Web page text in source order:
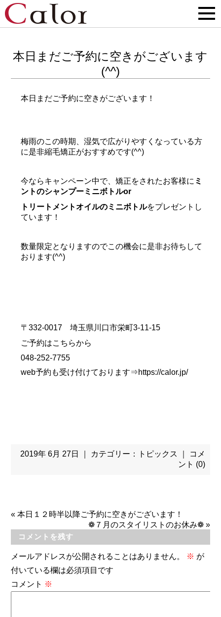
本日まだご予約に空きがございます
(^^)
本日まだご予約に空きがございます！
梅雨のこの時期、湿気で広がりやすくなっている方
に是非縮毛矯正がおすすめです(^^)
今ならキャンペーン中で、矯正をされたお客様に ミ
ントのシャンプーミニボトルor
トリートメントオイルのミニボトルをプレゼントし
ています！
数量限定となりますのでこの機会に是非お待ちして
おります(^^)
〒332-0017 埼玉県川口市栄町3-11-15
ご予約はこちらから
048-252-7755
web予約も受け付けております⇒https://calor.jp/
2019年 6月 27日 ｜ カテゴリー： トピックス
コメ
ント (0)
«本日１２時半以降ご予約に空きがございます！
❁７月のスタイリストのお休み❁»
コメントを残す
メールアドレスが公開されることはありません。 ※ が
付いている欄は必須項目です
コメント ※